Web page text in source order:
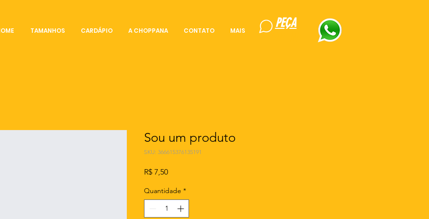
TAMANHOS CARDÁPIO A CHOPPANA CONTATO MAIS
PEÇA
Sou um produto
SKU: 366615376135191
R$ 7,50Preço
Quantidade *